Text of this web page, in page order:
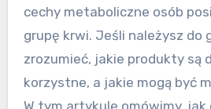
cechy metaboliczne osób
grupę krwi. Jeśli należysz do
zrozumieć, jakie produkty są
korzystne, a jakie mogą być